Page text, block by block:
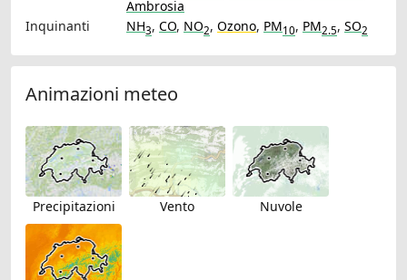
Ambrosia
Inquinanti
NH3, CO, NO2, Ozono, PM10, PM2.5, SO2
Animazioni meteo
Precipitazioni Vento Nuvole